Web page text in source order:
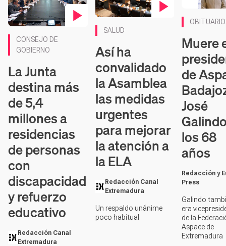
CONSEJO DE
GOBIERNO
La Junta
destina más
de 5,4
millones a
residencias
de personas
con
discapacidad
y refuerzo
educativo
Redacción Canal
Extremadura
SALUD
Así ha
convalidado
la Asamblea
las medidas
urgentes
para mejorar
la atención a
la ELA
Redacción Canal
Extremadura
Un respaldo unánime
poco habitual
OBITUARIO
Muere
de
José
los 68
años
Redacción y
Press
Galindo
era
de la
Aspace de
Extremadura